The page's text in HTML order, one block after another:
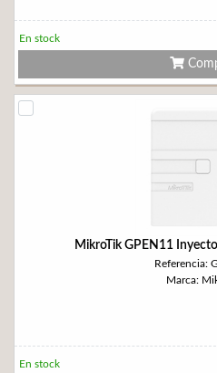
En stock
MikroTik GPEN11
Referencia:
Marca:
En stock